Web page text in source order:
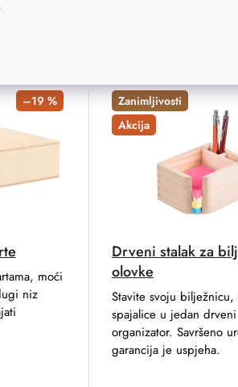
–19 %
moći
niz
Zanimljivosti
Akcija
Drveni stalak za
olovke
Stavite svoju bilježnicu,
spajalice u jedan drveni
organizator. Savršeno
garancija je uspjeha.